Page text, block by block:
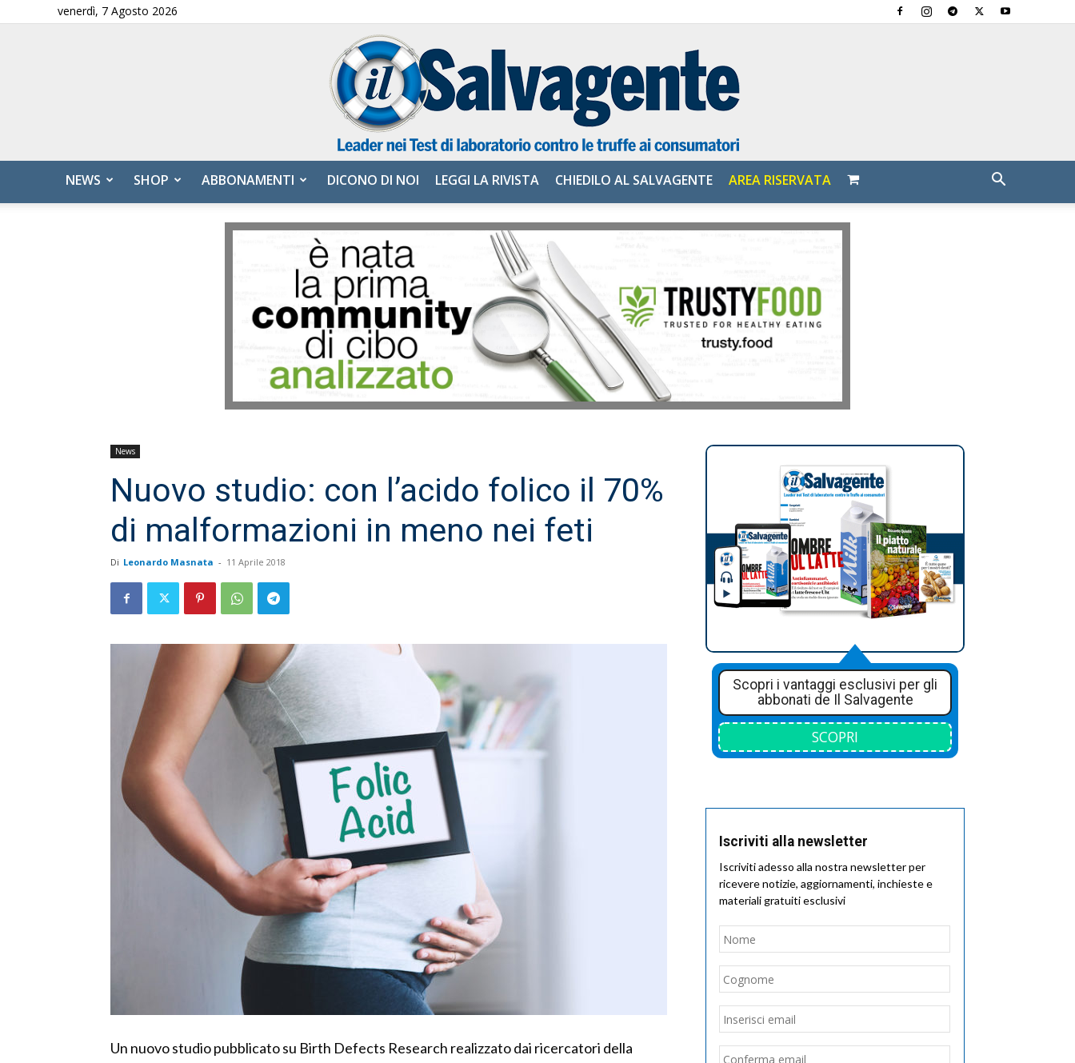
venerdì, 7 Agosto 2026
Salvagente
NEWS SHOP ABBONAMENTI DICONO DI NOI LEGGI LA RIVISTA CHIEDILO AL SALVAGENTE AREA RISERVATA
News
Nuovo studio: con l’acido folico il 70%
di malformazioni in meno nei feti
Di Leonardo Masnata - 11 Aprile 2018
Un nuovo studio pubblicato su Birth Defects Research realizzato dai ricercatori della
Scopri i vantaggi esclusivi per gli
abbonati de Il Salvagente
SCOPRI
Iscriviti alla newsletter
Iscriviti adesso alla nostra newsletter per
ricevere notizie, aggiornamenti, inchieste e
materiali gratuiti esclusivi
Nome
Email